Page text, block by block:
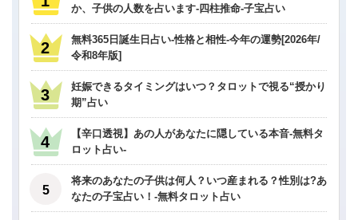
か、子供の人数を占います-四柱推命-子宝占い
無料365日誕生日占い-性格と相性-今年の運勢[2026年/
令和8年版]
妊娠できるタイミングはいつ？タロットで視る“授かり
期”占い
【辛口透視】あの人があなたに隠している本音-無料タ
ロット占い-
将来のあなたの子供は何人？いつ産まれる？性別は?あ
なたの子宝占い！-無料タロット占い